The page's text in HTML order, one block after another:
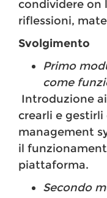
condividere on
riflessioni,
Svolgimento
Primo
come
Introduzione
crearli e gestirli
management
il
piattaforma.
Secondo